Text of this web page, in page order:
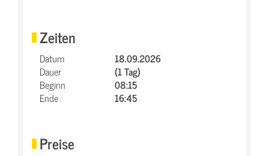
Zeiten
Datum
18.09.2026
Dauer
(1 Tag)
Beginn
08:15
Ende
16:45
Preise